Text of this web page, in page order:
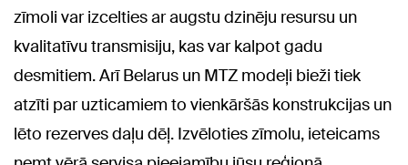
zīmoli var izcelties ar augstu dzinēju resursu un
kvalitatīvu transmisiju, kas var kalpot gadu
desmitiem. Arī Belarus un MTZ modeļi bieži tiek
atzīti par uzticamiem to vienkāršās konstrukcijas un
lēto rezerves daļu dēļ. Izvēloties zīmolu, ieteicams